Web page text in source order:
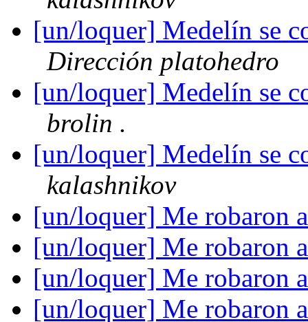
[un/loquer] Medelín se
Dirección platohedro
[un/loquer] Medelín se
brolin .
[un/loquer] Medelín se
kalashnikov
[un/loquer] Me robaron
[un/loquer] Me robaron
[un/loquer] Me robaron
[un/loquer] Me robaron